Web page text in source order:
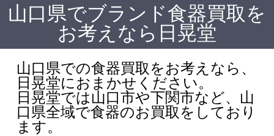
山口県でブランド食器買取を
お考えなら日晃堂
山口県での食器買取をお考えなら、
日晃堂におまかせください。
日晃堂では山口市や下関市など、山
口県全域で食器のお買取をしており
ます。